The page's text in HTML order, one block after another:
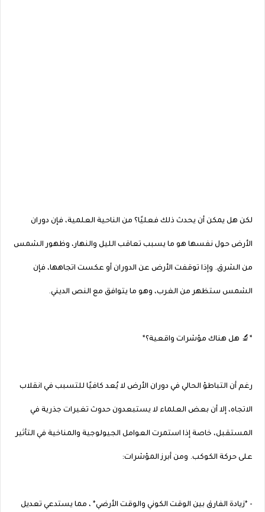
لكن هل يمكن أن يحدث ذلك فعليًا؟ من الناحية العلمية، فإن دوران
الأرض حول نفسها هو ما يسبب تعاقب الليل والنهار، وظهور الشمس
من الشرق. وإذا توقفت الأرض عن الدوران أو عكست اتجاهها، فإن
الشمس ستظهر من الغرب، وهو ما يتوافق مع النص الديني.
*🔬 هل هناك مؤشرات واقعية؟*
رغم أن التباطؤ الحالي في دوران الأرض لا يُعد كافيًا للتسبب في انقلاب
الاتجاه، إلا أن بعض العلماء لا يستبعدون حدوث تغيرات جذرية في
المستقبل، خاصة إذا استمرت العوامل الجيولوجية والمناخية في التأثير
على حركة الكوكب. ومن أبرز المؤشرات:
- *زيادة الفارق بين الوقت الكوني والوقت الأرضي* ، مما يستدعي تعديل